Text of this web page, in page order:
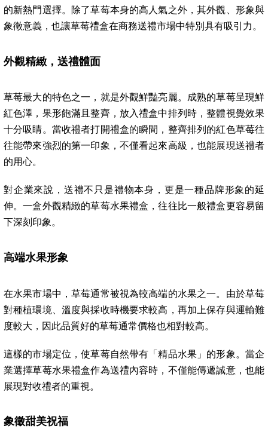
的新熱門選擇。除了草莓本身的高人氣之外，其外觀、形象與
象徵意義，也讓草莓禮盒在商務送禮市場中特別具有吸引力。
外觀精緻，送禮體面
草莓最大的特色之一，就是外觀鮮豔亮麗。成熟的草莓呈現鮮
紅色澤，果形飽滿且整齊，放入禮盒中排列時，整體視覺效果
十分吸睛。當收禮者打開禮盒的瞬間，整齊排列的紅色草莓往
往能帶來強烈的第一印象，不僅看起來高級，也能展現送禮者
的用心。
對企業來說，送禮不只是禮物本身，更是一種品牌形象的延
伸。一盒外觀精緻的草莓水果禮盒，往往比一般禮盒更容易留
下深刻印象。
高端水果形象
在水果市場中，草莓通常被視為較高端的水果之一。由於草莓
對種植環境、溫度與採收時機要求較高，再加上保存與運輸難
度較大，因此品質好的草莓通常價格也相對較高。
這樣的市場定位，使草莓自然帶有「精品水果」的形象。當企
業選擇草莓水果禮盒作為送禮內容時，不僅能傳遞誠意，也能
展現對收禮者的重視。
象徵甜美祝福